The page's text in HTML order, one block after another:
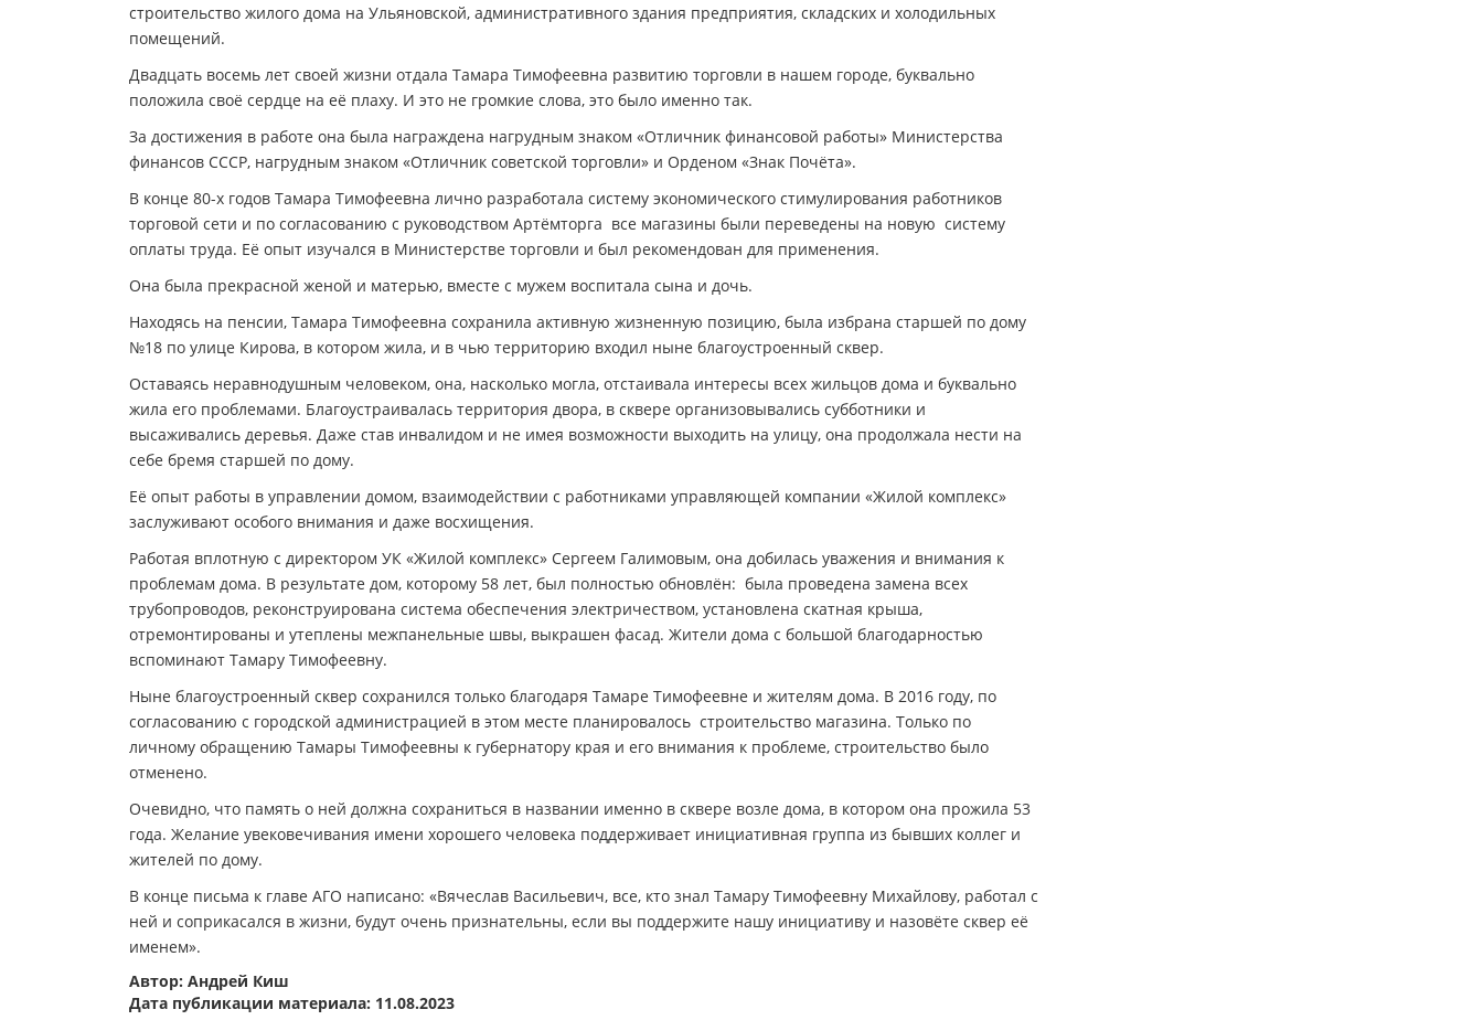
строительство жилого дома на Ульяновской, административного здания предприятия, складских и холодильных
помещений.
Двадцать восемь лет своей жизни отдала Тамара Тимофеевна развитию торговли в нашем городе, буквально
положила своё сердце на её плаху. И это не громкие слова, это было именно так.
За достижения в работе она была награждена нагрудным знаком «Отличник финансовой работы» Министерства
финансов СССР, нагрудным знаком «Отличник советской торговли» и Орденом «Знак Почёта».
В конце 80-х годов Тамара Тимофеевна лично разработала систему экономического стимулирования работников
торговой сети и по согласованию с руководством Артёмторга все магазины были переведены на новую систему
оплаты труда. Её опыт изучался в Министерстве торговли и был рекомендован для применения.
Она была прекрасной женой и матерью, вместе с мужем воспитала сына и дочь.
Находясь на пенсии, Тамара Тимофеевна сохранила активную жизненную позицию, была избрана старшей по дому
№18 по улице Кирова, в котором жила, и в чью территорию входил ныне благоустроенный сквер.
Оставаясь неравнодушным человеком, она, насколько могла, отстаивала интересы всех жильцов дома и буквально
жила его проблемами. Благоустраивалась территория двора, в сквере организовывались субботники и
высаживались деревья. Даже став инвалидом и не имея возможности выходить на улицу, она продолжала нести на
себе бремя старшей по дому.
Её опыт работы в управлении домом, взаимодействии с работниками управляющей компании «Жилой комплекс»
заслуживают особого внимания и даже восхищения.
Работая вплотную с директором УК «Жилой комплекс» Сергеем Галимовым, она добилась уважения и внимания к
проблемам дома. В результате дом, которому 58 лет, был полностью обновлён: была проведена замена всех
трубопроводов, реконструирована система обеспечения электричеством, установлена скатная крыша,
отремонтированы и утеплены межпанельные швы, выкрашен фасад. Жители дома с большой благодарностью
вспоминают Тамару Тимофеевну.
Ныне благоустроенный сквер сохранился только благодаря Тамаре Тимофеевне и жителям дома. В 2016 году, по
согласованию с городской администрацией в этом месте планировалось строительство магазина. Только по
личному обращению Тамары Тимофеевны к губернатору края и его внимания к проблеме, строительство было
отменено.
Очевидно, что память о ней должна сохраниться в названии именно в сквере возле дома, в котором она прожила 53
года. Желание увековечивания имени хорошего человека поддерживает инициативная группа из бывших коллег и
жителей по дому.
В конце письма к главе АГО написано: «Вячеслав Васильевич, все, кто знал Тамару Тимофеевну Михайлову, работал с
ней и соприкасался в жизни, будут очень признательны, если вы поддержите нашу инициативу и назовёте сквер её
именем».
Автор: Андрей Киш
Дата публикации материала: 11.08.2023